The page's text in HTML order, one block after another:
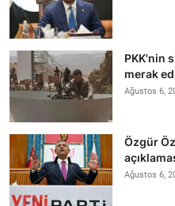
PKK'nin
merak
Ağustos 6,
Özgür
Ağustos 6,